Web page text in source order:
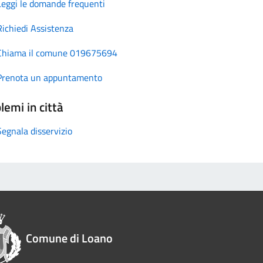
le domande frequenti
Assistenza
il comune 019675694
un appuntamento
in città
disservizio
Comune di Loano